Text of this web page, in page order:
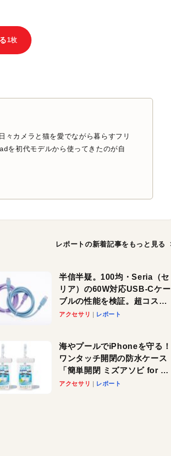
1枚
々カメラと猫を愛でながら暮らすフリ
を初代モデルから使ってきたのが自
レポートの新着記事をもっと見る
半信半疑。100均・Seria（セ
リア）の60W対応USB-Cケー
ブルの性能を検証。超コスパ
の1本を発見か？
アクセサリ レポート
海やプールでiPhoneを守る！
ワンタッチ開閉の防水ケース
「簡単開閉 ミズアソビ for ス
マホ」で夏のレジャーを満喫
アクセサリ レポート